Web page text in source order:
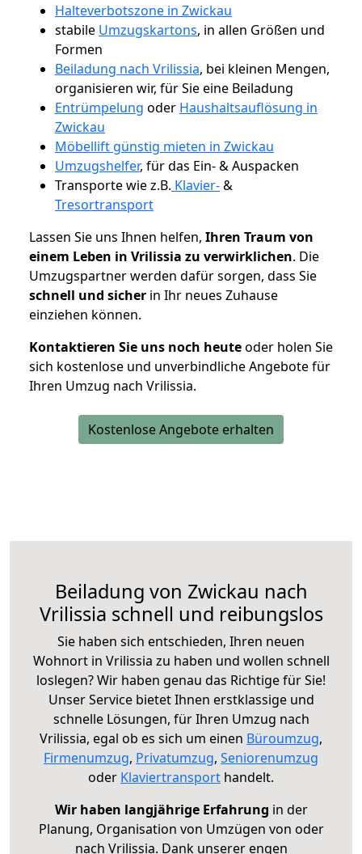
Halteverbotszone in Zwickau
stabile Umzugskartons, in allen Größen und
Formen
Beiladung nach Vrilissia, bei kleinen Mengen,
organisieren wir, für Sie eine Beiladung
Entrümpelung oder Haushaltsauflösung in
Zwickau
Möbellift günstig mieten in Zwickau
Umzugshelfer, für das Ein- & Auspacken
Transporte wie z.B. Klavier-&
Tresortransport
Lassen Sie uns Ihnen helfen, Ihren Traum von
einem Leben in Vrilissia zu verwirklichen. Die
Umzugspartner werden dafür sorgen, dass Sie
schnell und sicher in Ihr neues Zuhause
einziehen können.
Kontaktieren Sie uns noch heuteoder holen Sie
sich kostenlose und unverbindliche Angebote für
Ihren Umzug nach Vrilissia.
Kostenlose Angebote erhalten
Beiladung von Zwickau nach
Vrilissia schnell und reibungslos
Sie haben sich entschieden, Ihren neuen
Wohnort in Vrilissia zu haben und wollen schnell
loslegen? Wir haben genau das Richtige für Sie!
Unser Service bietet Ihnen erstklassige und
schnelle Lösungen, für Ihren Umzug nach
Vrilissia, egal ob es sich um einen Büroumzug,
Firmenumzug, Privatumzug, Seniorenumzug
oder Klaviertransport handelt.
Wir haben langjährige Erfahrung in der
Planung, Organisation von Umzügen von oder
nach Vrilissia. Dank unserer engen